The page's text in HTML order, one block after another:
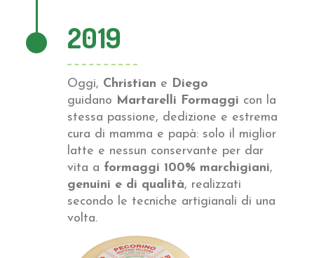
2019
Oggi, Christian e Diego
guidano Martarelli Formaggi con la
stessa passione, dedizione e estrema
cura di mamma e papà: solo il miglior
latte e nessun conservante per dar
vita a formaggi 100% marchigiani,
genuini e di qualità, realizzati
secondo le tecniche artigianali di una
volta.